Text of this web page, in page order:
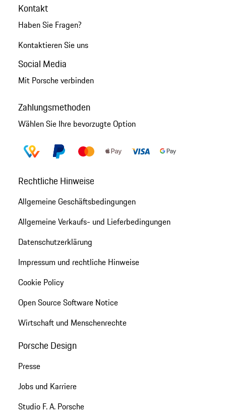
Kontakt
Haben Sie Fragen?
Kontaktieren Sie uns
Social Media
Mit Porsche verbinden
Zahlungsmethoden
Wählen Sie Ihre bevorzugte Option
Rechtliche Hinweise
Allgemeine Geschäftsbedingungen
Allgemeine Verkaufs- und Lieferbedingungen
Datenschutzerklärung
Impressum und rechtliche Hinweise
Cookie Policy
Open Source Software Notice
Wirtschaft und Menschenrechte
Porsche Design
Presse
Jobs und Karriere
Studio F. A. Porsche